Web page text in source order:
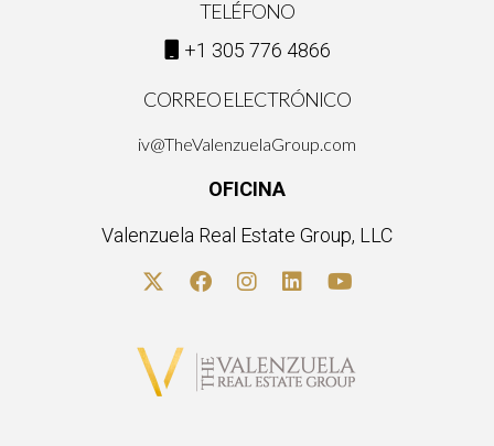
TELÉFONO
+1 305 776 4866
CORREO ELECTRÓNICO
iv@TheValenzuelaGroup.com
OFICINA
Valenzuela Real Estate Group, LLC